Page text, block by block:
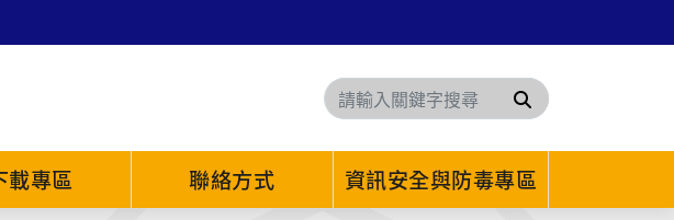
搜尋
載專區 聯絡方式 資訊安全與防毒專區